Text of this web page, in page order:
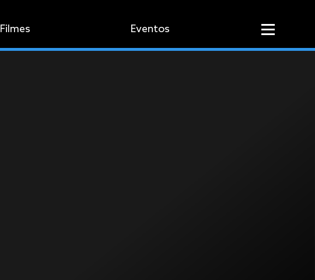
Filmes Eventos